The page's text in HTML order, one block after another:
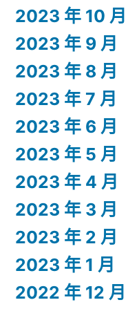
2023 年 10 月
2023 年 9 月
2023 年 8 月
2023 年 7 月
2023 年 6 月
2023 年 5 月
2023 年 4 月
2023 年 3 月
2023 年 2 月
2023 年 1 月
2022 年 12 月